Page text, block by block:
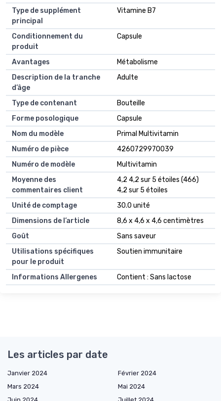
Type de supplément
principal
Vitamine B7
Conditionnement du
produit
Capsule
Avantages
Métabolisme
Description de la tranche
d’âge
Adulte
Type de contenant
Bouteille
Forme posologique
Capsule
Nom du modèle
Primal Multivitamin
Numéro de pièce
4260729970039
Numéro de modèle
Multivitamin
Moyenne des
commentaires client
4,2 4,2 sur 5 étoiles (466)
4,2 sur 5 étoiles
Unité de comptage
30.0 unité
Dimensions de l’article
8,6 x 4,6 x 4,6 centimètres
Goût
Sans saveur
Utilisations spécifiques
pour le produit
Soutien immunitaire
Informations Allergenes Contient : Sans lactose
Les articles par date
Janvier 2024
Février 2024
Mars 2024
Mai 2024